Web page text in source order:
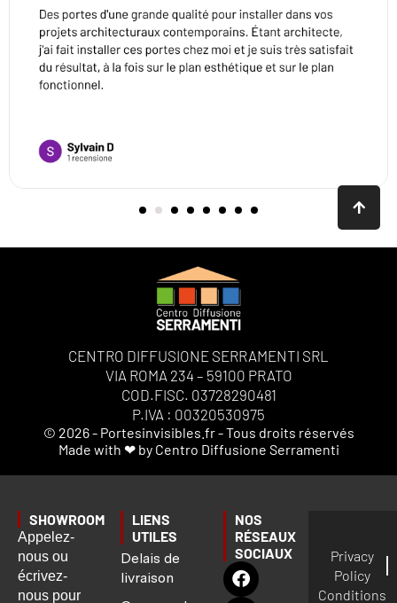
CENTRO DIFFUSIONE SERRAMENTI SRL
VIA ROMA 234 – 59100 PRATO
COD.FISC. 03728290481
P.IVA : 00320530975
© 2026 - Portesinvisibles.fr - Tous droits réservés
Made with ❤ by Centro Diffusione Serramenti
SHOWROOM
Appelez-
nous ou
écrivez-
nous pour
LIENS
UTILES
Delais de
livraison
NOS
RÉSEAUX
SOCIAUX
Privacy
Policy
Conditions